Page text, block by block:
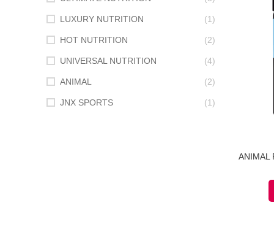
LUXURY NUTRITION (1)
HOT NUTRITION (2)
UNIVERSAL NUTRITION (4)
ANIMAL (2)
JNX SPORTS (1)
ANIMAL